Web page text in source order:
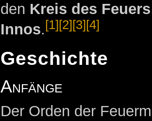
den Kreis des Feuers
Innos. [1] [2] [3] [4]
Geschichte
Anfänge
Der Orden der